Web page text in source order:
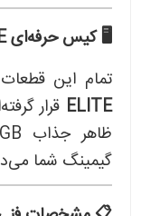
🖥 کیس حرفه‌ای AURA GC2 ELITE
تمام این
ELITE قرار
گیمینگ شما